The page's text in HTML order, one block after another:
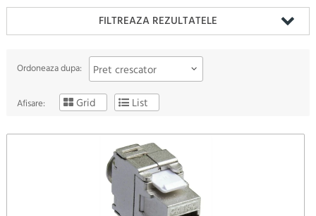
FILTREAZA REZULTATELE
Ordoneaza dupa: Pret crescator
Afisare: Grid List